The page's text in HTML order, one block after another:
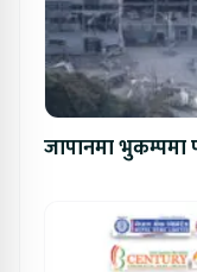
जापानमा भुकम्पमा